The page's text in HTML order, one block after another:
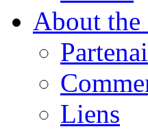
About the
Liens